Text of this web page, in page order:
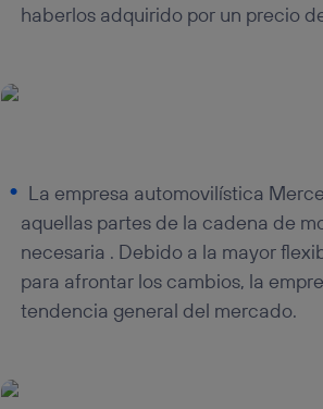
haberlos adquirido por un precio
La empresa automovilística
aquellas partes de la cadena de
necesaria . Debido a la mayor
para afrontar los cambios, la
tendencia general del mercado.